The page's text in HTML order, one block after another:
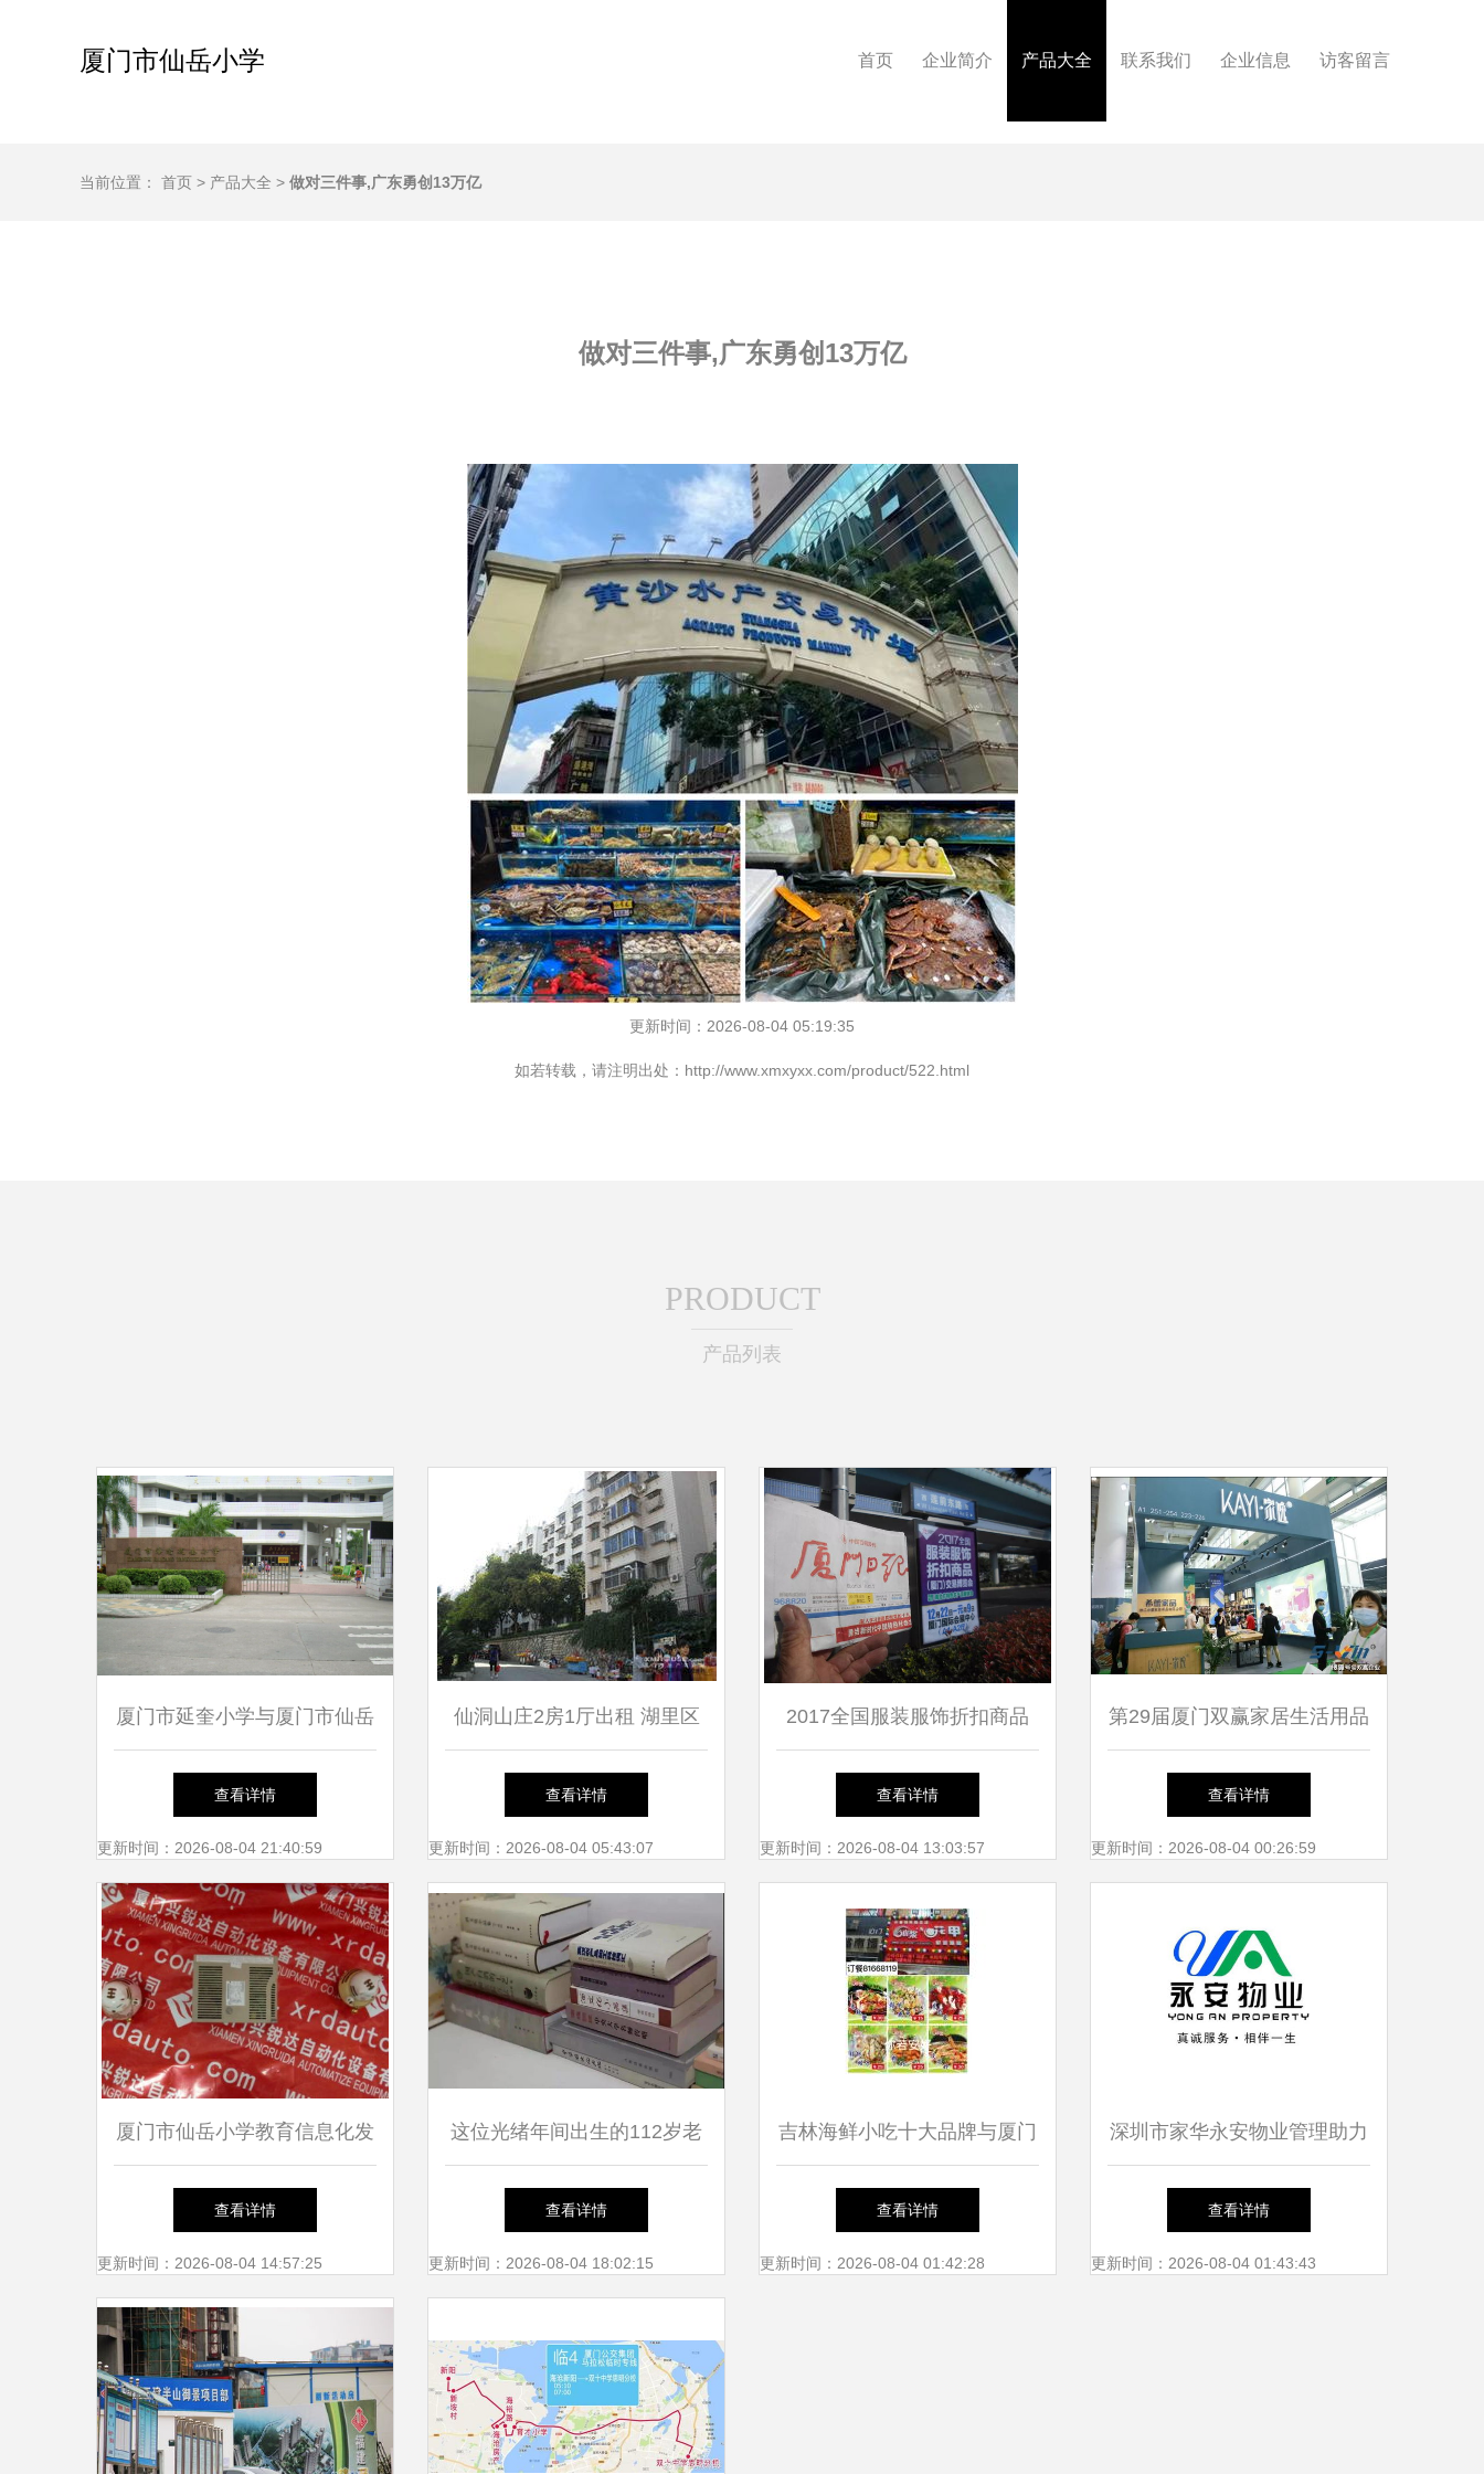
厦门市仙岳小学 首页 企业简介 产品大全 联系我们 企业信息 访客留言
当前位置： 首页 > 产品大全 > 做对三件事,广东勇创13万亿
做对三件事,广东勇创13万亿
更新时间：2026-08-04 05:19:35
如若转载，请注明出处：http://www.xmxyxx.com/product/522.html
PRODUCT
产品列表
厦门市延奎小学与厦门市仙岳
小学 校园风貌与教育特色概
览
查看详情
更新时间：2026-08-04 21:40:59
仙洞山庄2房1厅出租 湖里区
优质学区房，南北通透中装实
惠
查看详情
更新时间：2026-08-04 05:43:07
2017全国服装服饰折扣商品
（厦门）交易博览会暨厦门市
仙岳小学公益合作活动
查看详情
更新时间：2026-08-04 13:03:57
第29届厦门双赢家居生活用品
展圆满成功，来年再会
查看详情
更新时间：2026-08-04 00:26:59
厦门市仙岳小学教育信息化发
展 ab 1326ab c2e 11模块的实
践与应用
查看详情
更新时间：2026-08-04 14:57:25
这位光绪年间出生的112岁老
人，是汾酒茅台的“大恩人”
查看详情
更新时间：2026-08-04 18:02:15
吉林海鲜小吃十大品牌与厦门
市仙岳小学 区域文化与教育
的小小交集
查看详情
更新时间：2026-08-04 01:42:28
深圳市家华永安物业管理助力
厦门市仙岳小学优化校园环境
查看详情
更新时间：2026-08-04 01:43:43